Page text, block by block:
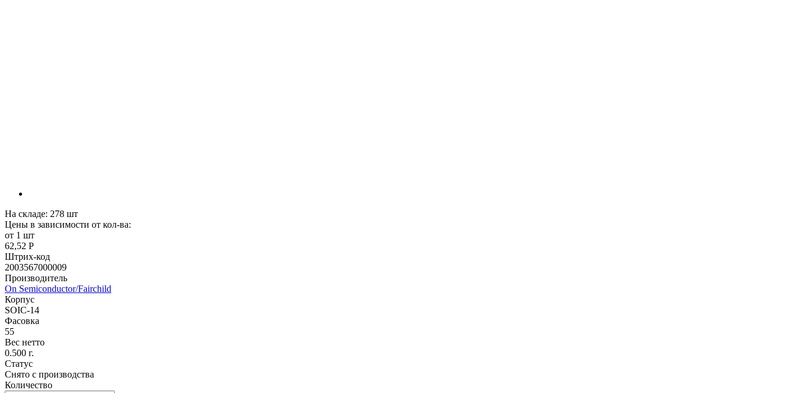
На складе: 278 шт
Цены в зависимости от кол-ва:
от 1 шт
62,52 Р
Штрих-код
2003567000009
Производитель
On Semiconductor/Fairchild
Корпус
SOIC-14
Фасовка
55
Вес нетто
0.500 г.
Статус
Снято с производства
Количество